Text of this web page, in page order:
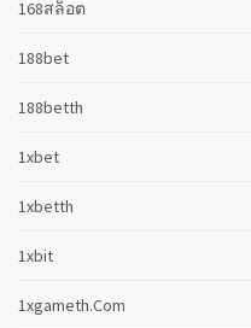
168สล็อต
188bet
188betth
1xbet
1xbetth
1xbit
1xgameth.com